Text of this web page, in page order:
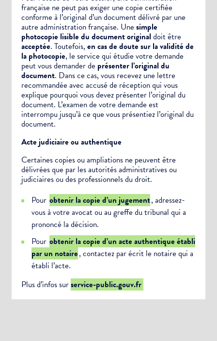
française ne peut pas exiger une copie certifiée
conforme à l’original d’un document délivré par une
autre administration française. Une simple
photocopie lisible du document originaldoit être
acceptée. Toutefois, en cas de doute sur la validité de
la photocopie, le service qui étudie votre demande
peut vous demander de présenter l’original du
document. Dans ce cas, vous recevez une lettre
recommandée avec accusé de réception qui vous
explique pourquoi vous devez présenter l’original du
document. L’examen de votre demande est
interrompu jusqu’à ce que vous présentiez l’original du
document.
Acte judiciaire ou authentique
Certaines copies ou ampliations ne peuvent être
délivrées que par les autorités administratives ou
judiciaires ou des professionnels du droit.
Pour obtenir la copie d’un jugement, adressez-
vous à votre avocat ou au greffe du tribunal qui a
prononcé la décision.
Pour obtenir la copie d’un acte authentique établi
par un notaire, contactez par écrit le notaire qui a
établi l’acte.
Plus d’infos surservice-public.gouv.fr
Choisissez votre abonnement :
Alertes Mail
Newsletter Culture
Newsletter Sport et Vie associative